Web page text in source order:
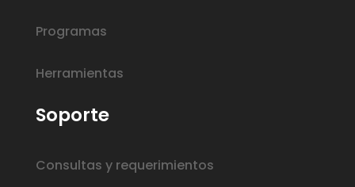
Programas
Herramientas
Soporte
Consultas y requerimientos